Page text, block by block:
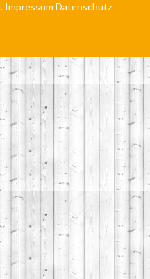
Impressum Datenschutz